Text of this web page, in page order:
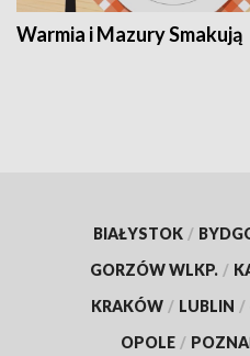
Warmia i Mazury Smakują
BIAŁYSTOK /
GORZÓW WLKP. /
KRAKÓW / LUBLIN /
OPOLE /